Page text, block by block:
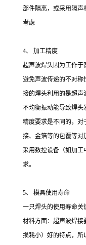
部件隔离，或采用隔声
考虑
4、 加工精度
超声波焊头因为工作于
避免声波传递的不对称
接的焊头利用的是超声
不均衡振动能导致焊头
精度要求是不同的，对
接、金箔等的包覆等对
采用数控设备（如加工
求。
5、 模具使用寿命
一只焊头的使用寿命关
材料方面：超声波焊接
损耗小）好的特点，所